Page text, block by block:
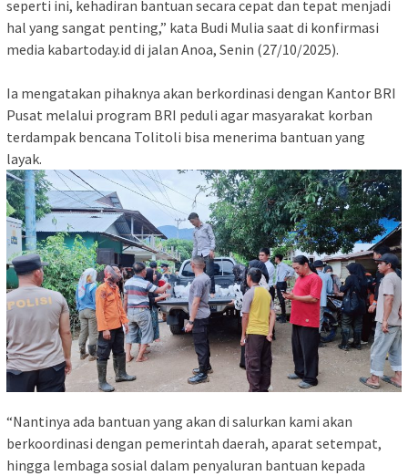
seperti ini, kehadiran bantuan secara cepat dan tepat menjadi
hal yang sangat penting,” kata Budi Mulia saat di konfirmasi
media kabartoday.id di jalan Anoa, Senin (27/10/2025).
Ia mengatakan pihaknya akan berkordinasi dengan Kantor BRI
Pusat melalui program BRI peduli agar masyarakat korban
terdampak bencana Tolitoli bisa menerima bantuan yang
layak.
“Nantinya ada bantuan yang akan di salurkan kami akan
berkoordinasi dengan pemerintah daerah, aparat setempat,
hingga lembaga sosial dalam penyaluran bantuan kepada